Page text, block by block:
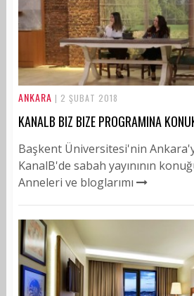
ANKARA | 2 ŞUBAT 2018
KANALB BIZ BIZE PROGRAMINA
Başkent Üniversitesi'nin
KanalB'de sabah yayınının
Anneleri ve bloglarımı